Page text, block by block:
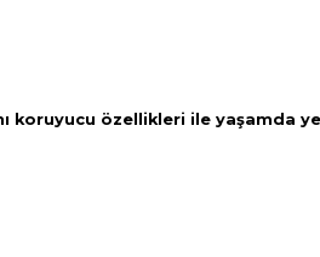
koruyucu özellikleri ile yaşamda